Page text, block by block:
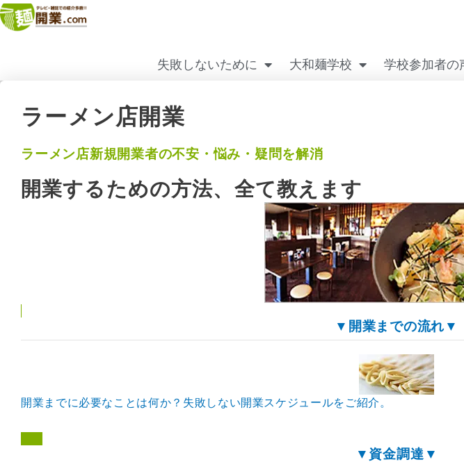
内
容
失敗しないために 大和麺学校 学校参加者の
ラーメン店開業
ラーメン店新規開業者の不安・悩み・疑問を解消
開業するための方法、全て教えます
▼開業までの流れ▼
開業までに必要なことは何か？失敗しない開業スケジュールをご紹介。
▼資金調達▼